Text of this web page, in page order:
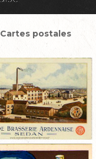
Cartes postales